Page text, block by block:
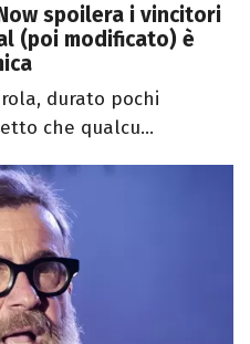
spoilera i vincitori
(poi modificato) è
durato pochi
che qualcu...